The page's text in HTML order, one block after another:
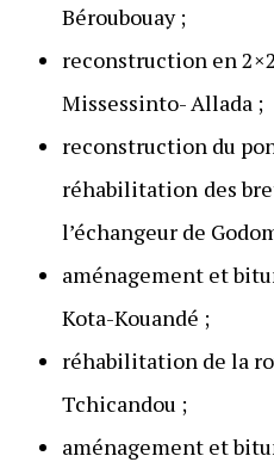
Béroubouay ;
reconstruction en
Missessinto- Allada ;
reconstruction du
réhabilitation des
l’échangeur de
aménagement et
Kota-Kouandé ;
réhabilitation de la
Tchicandou ;
aménagement et